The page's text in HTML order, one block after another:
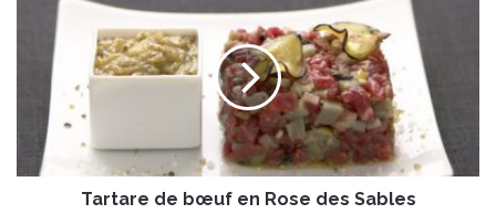
e
Tartare de bœuf en Rose des Sables